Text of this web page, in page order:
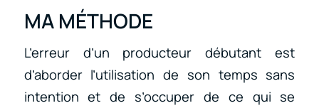
MA MÉTHODE
L’erreur d’un producteur débutant est
d’aborder l’utilisation de son temps sans
intention et de s’occuper de ce qui se